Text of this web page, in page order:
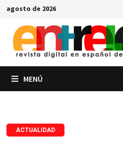
Saltar
contenido
agosto de 2026
MENÚ
ACTUALIDAD